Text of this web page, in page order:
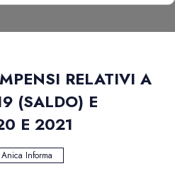
RELATIVI A
(SALDO) E
E 2021
Anica Informa